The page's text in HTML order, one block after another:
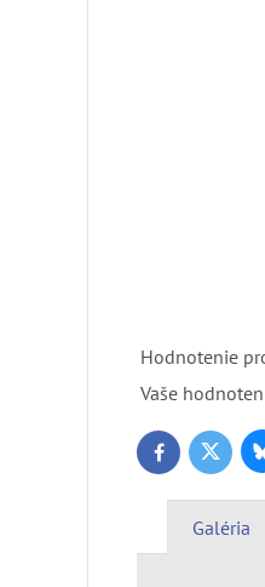
Hodnotenie
Vaše
FacebookTwitter
Galéria